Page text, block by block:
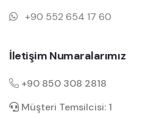
+90 552 654 17 60
İletişim Numaralarımız
+90 850 308 2818
Müşteri Temsilcisi: 1